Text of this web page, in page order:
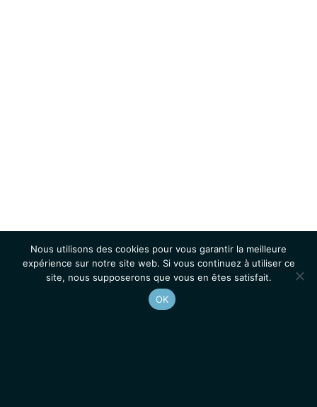
Nous utilisons des cookies pour vous garantir la meilleure
expérience sur notre site web. Si vous continuez à utiliser ce
site, nous supposerons que vous en êtes satisfait.
OK